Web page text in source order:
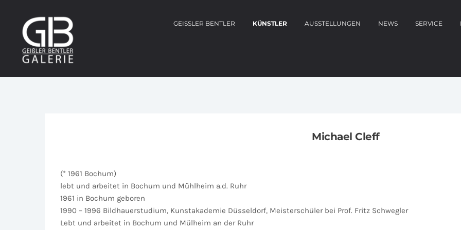
GEISSLER BENTLER KÜNSTLER AUSSTELLUNGEN NEWS SERVICE
Michael Cleff
(* 1961 Bochum)
lebt und arbeitet in Bochum und Mühlheim a.d. Ruhr
1961 in Bochum geboren
1990 – 1996 Bildhauerstudium, Kunstakademie Düsseldorf, Meisterschüler bei Prof. Fritz Schwegler
Lebt und arbeitet in Bochum und Mülheim an der Ruhr